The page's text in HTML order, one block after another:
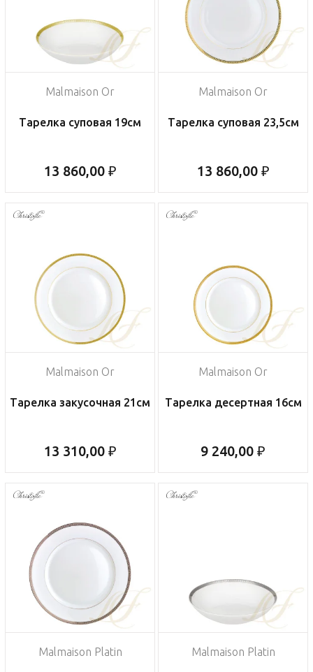
Malmaison Or
Тарелка суповая 19см
13 860,00 ₽
Malmaison Or
Тарелка суповая 23,5см
13 860,00 ₽
Malmaison Or
Тарелка закусочная 21см
13 310,00 ₽
Malmaison Or
Тарелка десертная 16см
9 240,00 ₽
Malmaison Platin Malmaison Platin